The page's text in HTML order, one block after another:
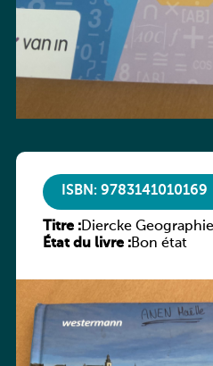
ISBN: 9783141010169
Titre :Diercke
Luxemburg
État du livre :Bon état